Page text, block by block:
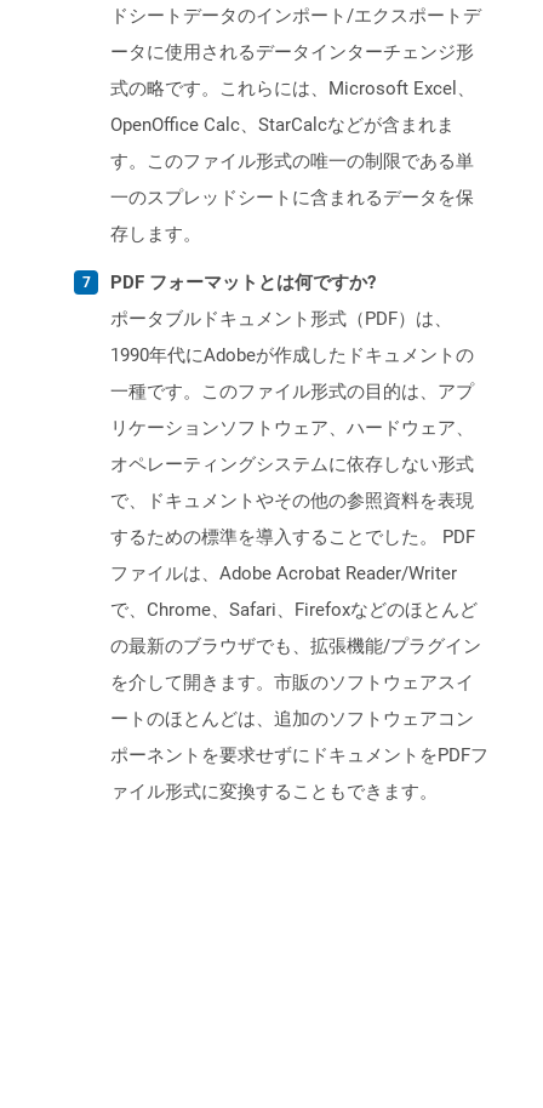
ドシートデータのインポート/エクスポートデ
ータに使用されるデータインターチェンジ形
式の略です。これらには、Microsoft Excel、
OpenOffice Calc、StarCalcなどが含まれま
す。このファイル形式の唯一の制限である単
一のスプレッドシートに含まれるデータを保
存します。
PDF フォーマットとは何ですか?
ポータブルドキュメント形式（PDF）は、
1990年代にAdobeが作成したドキュメントの
一種です。このファイル形式の目的は、アプ
リケーションソフトウェア、ハードウェア、
オペレーティングシステムに依存しない形式
で、ドキュメントやその他の参照資料を表現
するための標準を導入することでした。 PDF
ファイルは、Adobe Acrobat Reader/Writer
で、Chrome、Safari、Firefoxなどのほとんど
の最新のブラウザでも、拡張機能/プラグイン
を介して開きます。市販のソフトウェアスイ
ートのほとんどは、追加のソフトウェアコン
ポーネントを要求せずにドキュメントをPDFフ
ァイル形式に変換することもできます。